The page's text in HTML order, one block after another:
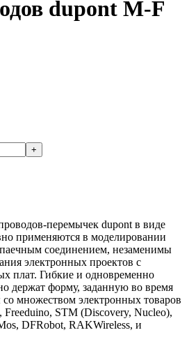
dupont M-F
+
перемычек dupont в виде
применяются в моделировании
соединением, незаменимы
электронных проектов с
плат. Гибкие и одновременно
держат форму, заданную во время
множеством электронных товаров
STM (Discovery, Nucleo),
DFRobot, RAKWireless, и